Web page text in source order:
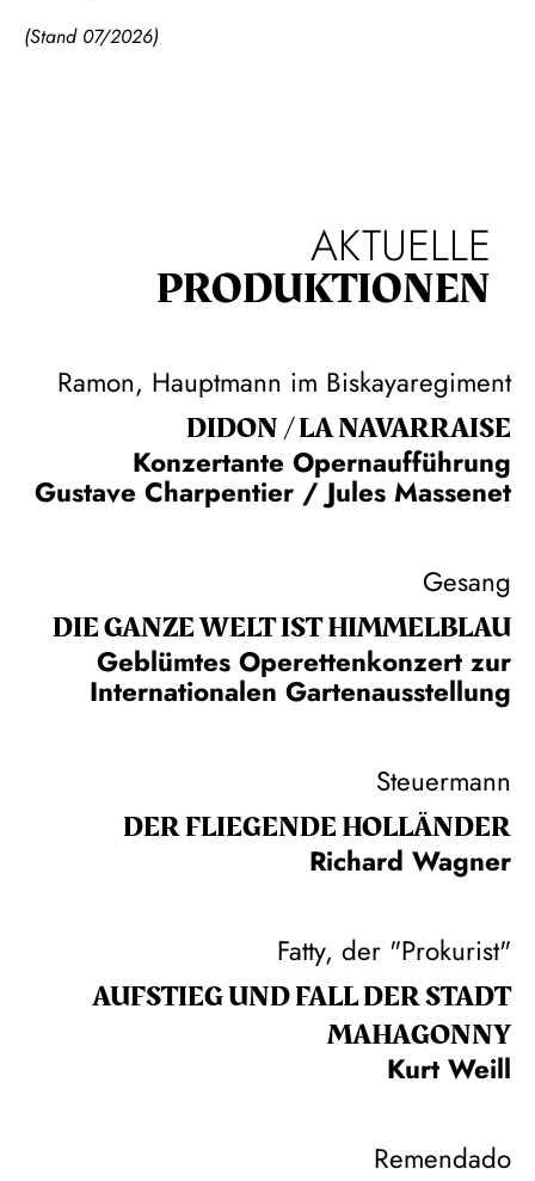
(Stand 07/2026)
AKTUELLE
PRODUKTIONEN
Ramon, Hauptmann im Biskayaregiment
DIDON / LA NAVAR­RAISE
Konzertante Opernaufführung
Gustave Charpentier / Jules Massenet
Gesang
DIE GANZE WELT IST HIMMEL­BLAU
Geblümtes Operettenkonzert zur
Internationalen Gartenausstellung
Steuermann
DER FLIE­GEN­DE HOL­LÄN­DER
Richard Wagner
Fatty, der "Prokurist"
AUFSTIEG UND FALL DER STADT
MAHAGONNY
Kurt Weill
Remendado